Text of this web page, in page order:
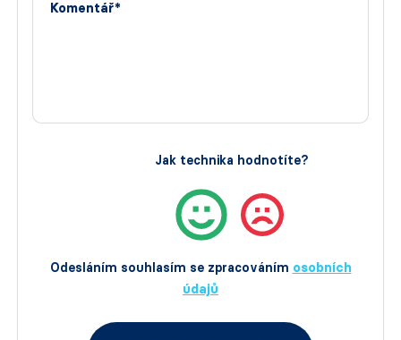
Komentář*
Odesláním souhlasím se zpracováním osobních
údajů
Jak technika hodnotíte?